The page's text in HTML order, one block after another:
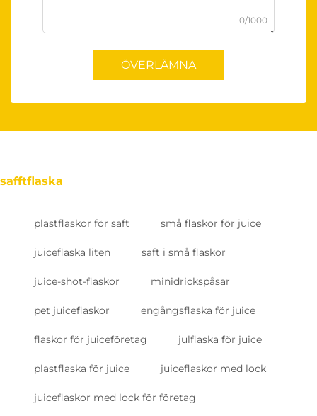
0/1000
ÖVERLÄMNA
safftflaska
plastflaskor för saft små flaskor för juice
juiceflaska liten saft i små flaskor
juice-shot-flaskor minidrickspåsar
pet juiceflaskor engångsflaska för juice
flaskor för juiceföretag julflaska för juice
plastflaska för juice juiceflaskor med lock
juiceflaskor med lock för företag